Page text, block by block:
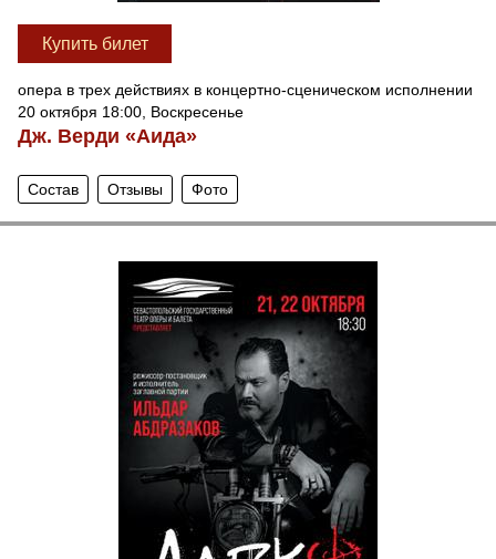
Купить билет
опера в трех действиях в концертно-сценическом исполнении
20 октября 18:00, Воскресенье
Дж. Верди «Аида»
Состав Отзывы Фото